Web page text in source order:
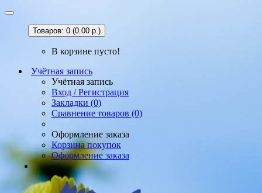
Товаров: 0 (0.00 р.)
В корзине пусто!
Учётная запись
Учётная запись
Вход / Регистрация
Закладки (0)
Сравнение товаров (0)
Оформление заказа
Корзина покупок
Оформление заказа